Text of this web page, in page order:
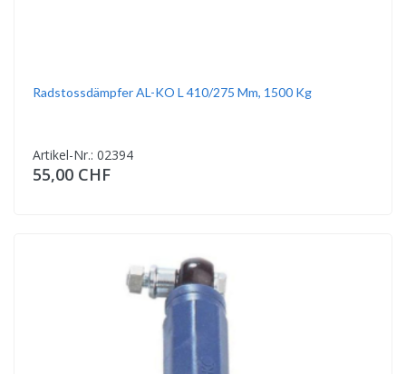
Radstossdämpfer AL-KO L 410/275 Mm, 1500 Kg
Artikel-Nr.: 02394
55,00 CHF